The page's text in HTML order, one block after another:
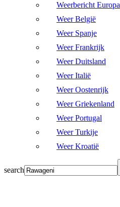
Weerbericht Europa
Weer België
Weer Spanje
Weer Frankrijk
Weer Duitsland
Weer Italië
Weer Oostenrijk
Weer Griekenland
Weer Portugal
Weer Turkije
Weer Kroatië
search